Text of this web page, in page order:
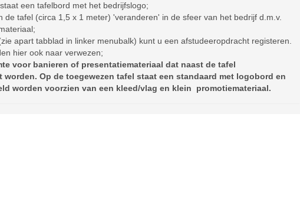
een tafelbord met het bedrijfslogo;
de tafel (circa 1,5 x 1 meter) 'veranderen' in de sfeer van het bedrijf d.m.v.
apart tabblad in linker menubalk) kunt u een afstudeeropdracht registeren.
hier ook naar verwezen;
voor banieren of presentatiemateriaal dat naast de tafel
worden. Op de toegewezen tafel staat een standaard met logobord en
worden voorzien van een kleed/vlag en klein promotiemateriaal.